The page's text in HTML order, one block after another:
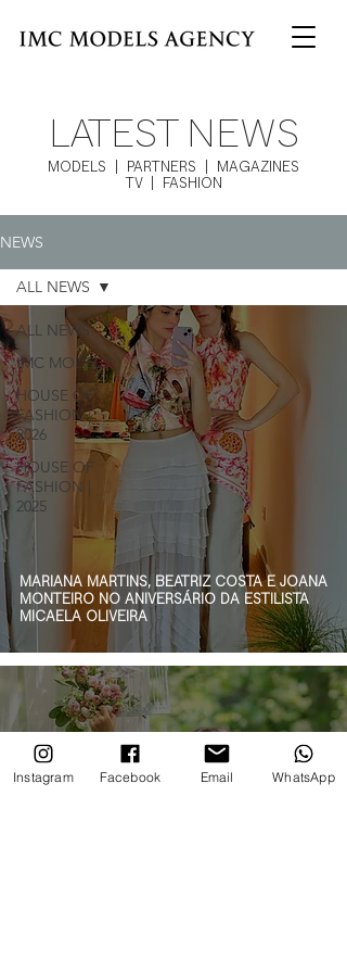
LATEST NEWS
MODELS | PARTNERS | MAGAZINES
TV | FASHION
NEWS
ALL NEWS
IMC MODELS
HOUSE OF
FASHION |
2026
HOUSE OF
FASHION |
2025
ALL NEWS
MARIANA MARTINS, BEATRIZ COSTA E JOANA
MONTEIRO NO ANIVERSÁRIO DA ESTILISTA
MICAELA OLIVEIRA
Instagram Facebook Email WhatsApp